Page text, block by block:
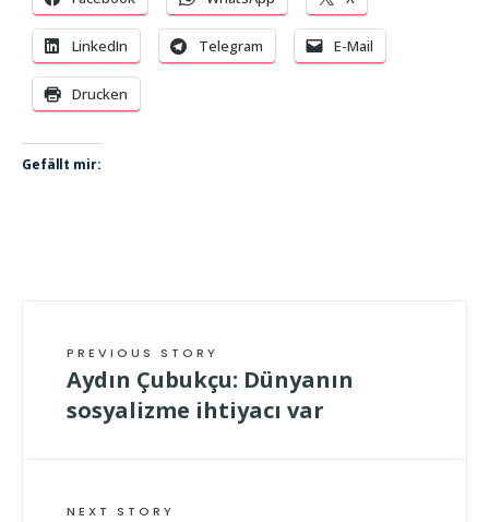
LinkedIn Telegram E-Mail
Drucken
Gefällt mir:
PREVIOUS STORY
Aydın Çubukçu: Dünyanın
sosyalizme ihtiyacı var
NEXT STORY